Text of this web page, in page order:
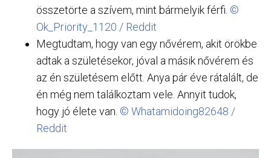
összetörte a szívem, mint bármelyik férfi. ©
Ok_Priority_1120 / Reddit
Megtudtam, hogy van egy nővérem, akit örökbe
adtak a születésekor, jóval a másik nővérem és
az én születésem előtt. Anya pár éve rátalált, de
én még nem találkoztam vele. Annyit tudok,
hogy jó élete van. © Whatamidoing82648 /
Reddit